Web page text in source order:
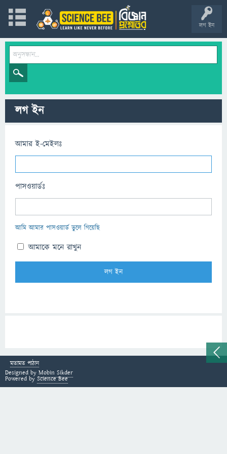
লগ ইন
লগ ইন
আমার ই-মেইলঃ
পাসওয়ার্ডঃ
আমি আমার পাসওয়ার্ড ভুলে গিয়েছি
আমাকে মনে রাখুন
মতামত পাঠান
Designed by Mobin Sikder
Powered by Science Bee